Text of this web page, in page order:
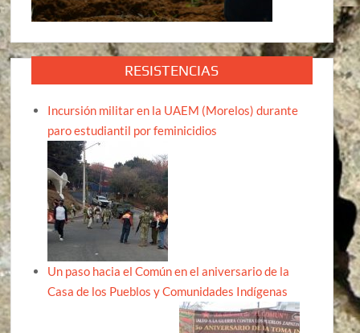
RESISTENCIAS
Incursión militar en la UAEM (Morelos) durante
paro estudiantil por feminicidios
Un paso hacia el Común en el aniversario de la
Casa de los Pueblos y Comunidades Indígenas